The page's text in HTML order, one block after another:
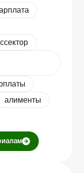
алименты